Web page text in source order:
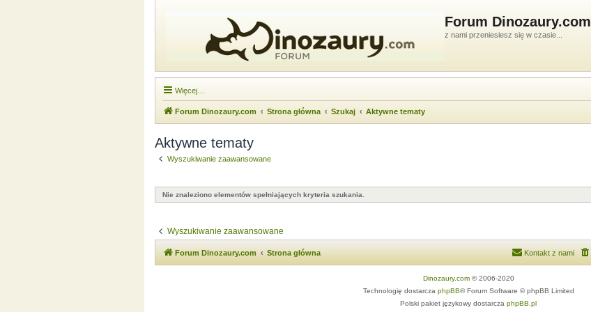
Forum Dinozaury.com
z nami przeniesiesz się w czasie...
Więcej…
Forum Dinozaury.com Strona główna Szukaj Aktywne tematy
Aktywne tematy
Wyszukiwanie zaawansowane
Nie znaleziono elementów spełniających kryteria szukania.
Wyszukiwanie zaawansowane
Forum Dinozaury.com Strona główna Kontakt z nami
Dinozaury.com© 2006-2020
Technologię dostarcza phpBB® Forum Software © phpBB Limited
Polski pakiet językowy dostarcza phpBB.pl